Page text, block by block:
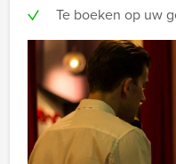
Te boeken op uw